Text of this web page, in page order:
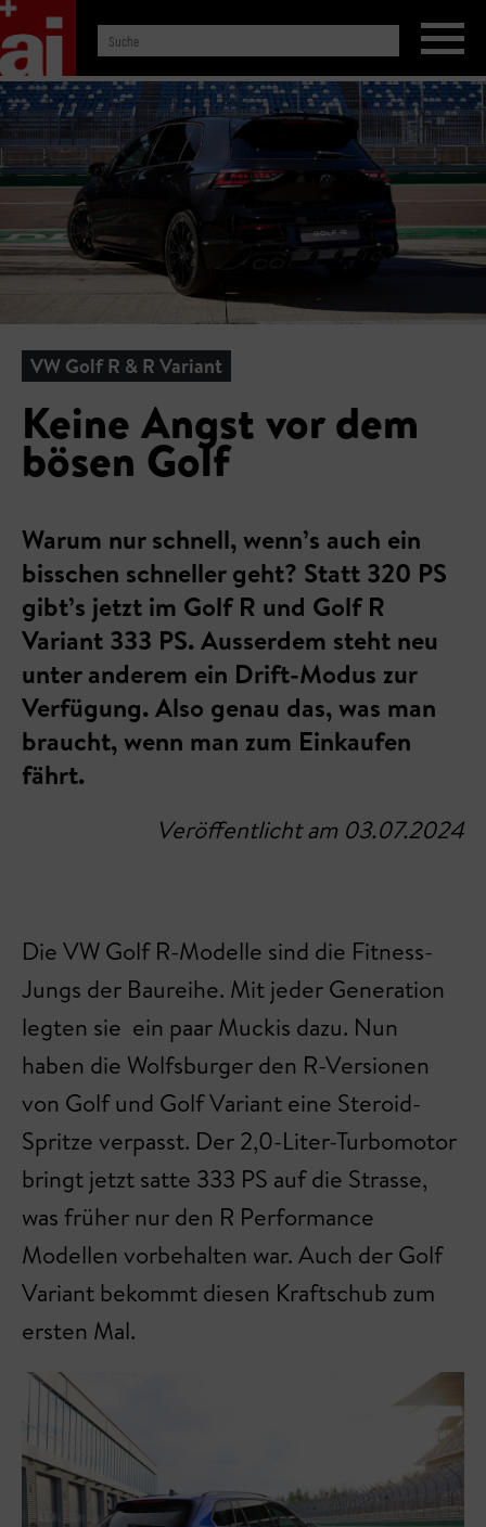
VW Golf R & R Variant
Keine Angst vor dem
bösen Golf
Warum nur schnell, wenn’s auch ein
bisschen schneller geht? Statt 320 PS
gibt’s jetzt im Golf R und Golf R
Variant 333 PS. Ausserdem steht neu
unter anderem ein Drift-Modus zur
Verfügung. Also genau das, was man
braucht, wenn man zum Einkaufen
fährt.
Veröffentlicht am 03.07.2024
Die VW Golf R-Modelle sind die Fitness-
Jungs der Baureihe. Mit jeder Generation
legten sie ein paar Muckis dazu. Nun
haben die Wolfsburger den R-Versionen
von Golf und Golf Variant eine Steroid-
Spritze verpasst. Der 2,0-Liter-Turbomotor
bringt jetzt satte 333 PS auf die Strasse,
was früher nur den R Performance
Modellen vorbehalten war. Auch der Golf
Variant bekommt diesen Kraftschub zum
ersten Mal.